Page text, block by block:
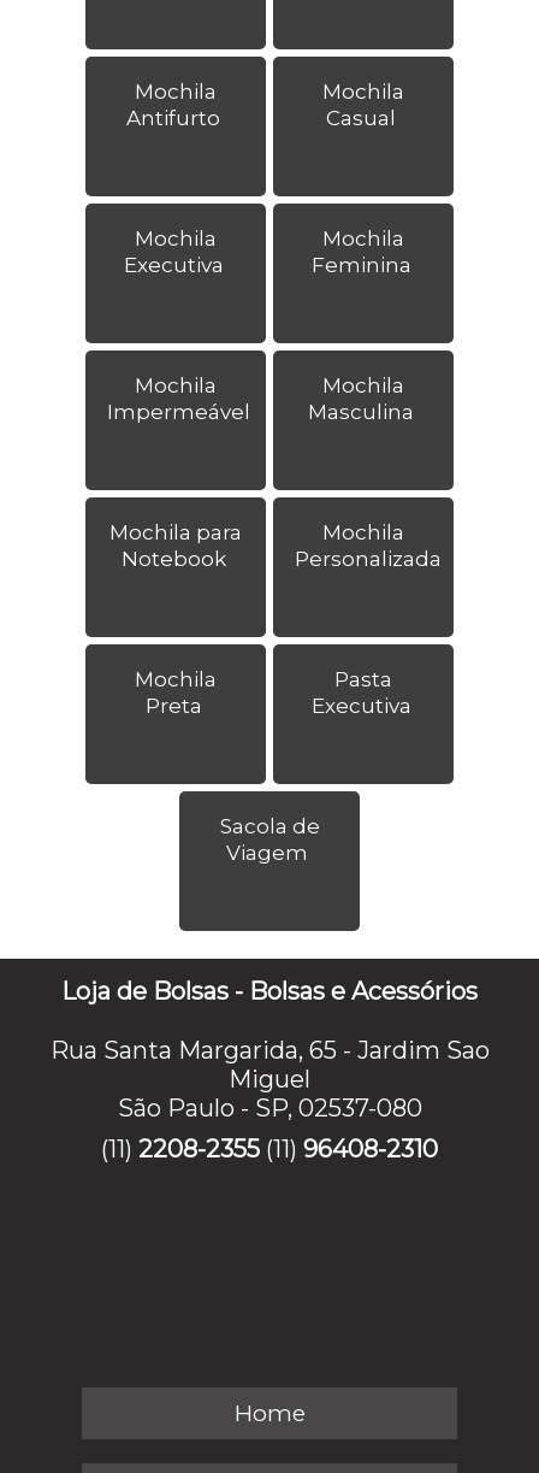
Mochila
Antifurto
Mochila
Casual
Mochila
Executiva
Mochila
Feminina
Mochila
Impermeável
Mochila
Masculina
Mochila para
Notebook
Mochila
Personalizada
Mochila
Preta
Pasta
Executiva
Sacola de
Viagem
Loja de Bolsas - Bolsas e Acessórios
Rua Santa Margarida, 65 - Jardim Sao
Miguel
São Paulo - SP, 02537-080
(11) 2208-2355 (11) 96408-2310
Home